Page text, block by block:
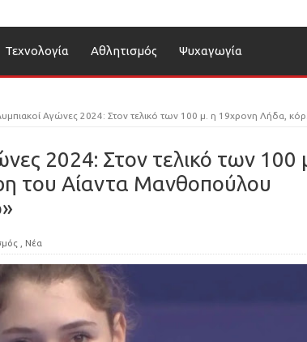
Τεχνολογία Αθλητισμός Ψυχαγωγία
Αγώνες 2024: Στον τελικό των 100 μ. η 19χρονη Λήδα, κόρη του Αίαντα Μανθοπούλου -«Ήρθα για το χρυσό»
2024: Στον τελικό των 100
του Αίαντα Μανθοπούλου
Νέα